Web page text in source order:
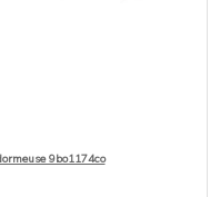
9bo1174co